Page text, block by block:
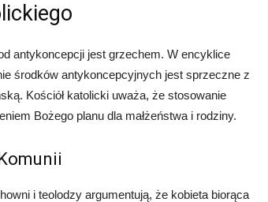
antykoncepcji jest grzechem. W encyklice
środków antykoncepcyjnych jest sprzeczne z
Kościół katolicki uważa, że stosowanie
Bożego planu dla małżeństwa i rodziny.
i teolodzy argumentują, że kobieta biorąca